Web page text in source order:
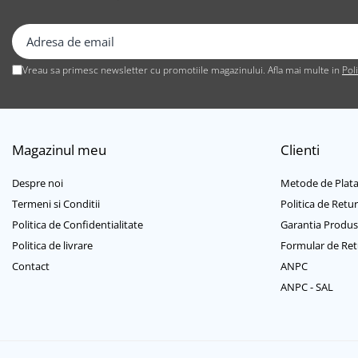
Microfoane Gaming
Mouse Gaming
Mouse Pad Gaming
Tastatura Gaming
Accesorii laptop
Cooler laptop
Ventilatoare USB
Accesorii monitoare
Suporturi monitoare
Accesorii smartphone
Vreau sa primesc newsletter cu promotiile magazinului. Afla mai multe in
Magazinul meu
Despre noi
Termeni si Conditii
Politica de Confidentialitate
Politica de livrare
Contact
Clienti
Metode de Plata
Politica de Retur
Garantia
Formular de
ANPC
ANPC - SAL